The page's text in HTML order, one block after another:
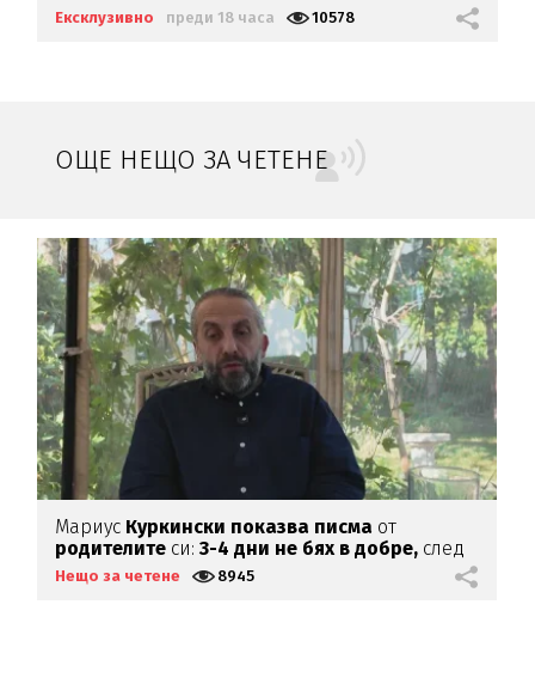
Ексклузивно преди 18 часа 10578
ОЩЕ НЕЩО ЗА ЧЕТЕНЕ
Мариус Куркински показва писма от
родителите си:3-4 дни не бях в добре, след
като ги прочетох
Нещо за четене 8945